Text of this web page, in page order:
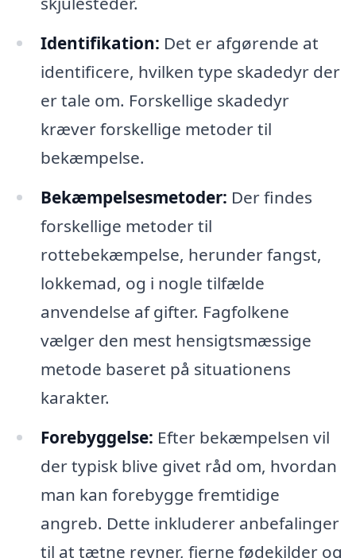
Identifikation: Det er afgørende at
identificere, hvilken type skadedyr der
er tale om. Forskellige skadedyr
kræver forskellige metoder til
bekæmpelse.
Bekæmpelsesmetoder: Der findes
forskellige metoder til
rottebekæmpelse, herunder fangst,
lokkemad, og i nogle tilfælde
anvendelse af gifter. Fagfolkene
vælger den mest hensigtsmæssige
metode baseret på situationens
karakter.
Forebyggelse: Efter bekæmpelsen vil
der typisk blive givet råd om, hvordan
man kan forebygge fremtidige
angreb. Dette inkluderer anbefalinger
til at tætne revner, fjerne fødekilder og